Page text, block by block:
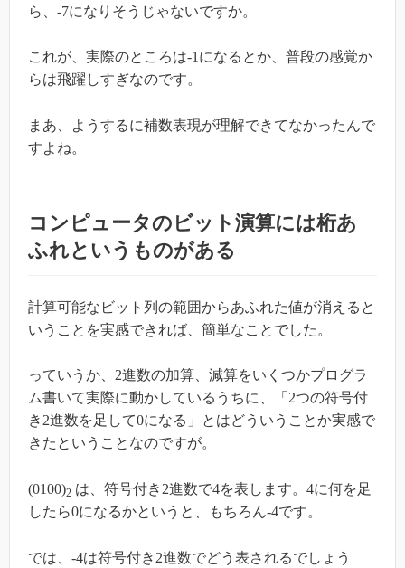
ら、-7になりそうじゃないですか。
これが、実際のところは-1になるとか、普段の感覚か
らは飛躍しすぎなのです。
まあ、ようするに補数表現が理解できてなかったんで
すよね。
コンピュータのビット演算には桁あ
ふれというものがある
計算可能なビット列の範囲からあふれた値が消えると
いうことを実感できれば、簡単なことでした。
っていうか、2進数の加算、減算をいくつかプログラ
ム書いて実際に動かしているうちに、「2つの符号付
き2進数を足して0になる」とはどういうことか実感で
きたということなのですが。
(0100)2 は、符号付き2進数で4を表します。4に何を足
したら0になるかというと、もちろん-4です。
では、-4は符号付き2進数でどう表されるでしょう